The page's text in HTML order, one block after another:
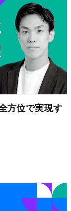
方位で実現す